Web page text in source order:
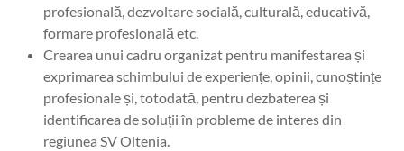
profesională, dezvoltare socială, culturală, educativă,
formare profesională etc.
Crearea unui cadru organizat pentru manifestarea și
exprimarea schimbului de experiențe, opinii, cunoștințe
profesionale și, totodată, pentru dezbaterea și
identificarea de soluții în probleme de interes din
regiunea SV Oltenia.